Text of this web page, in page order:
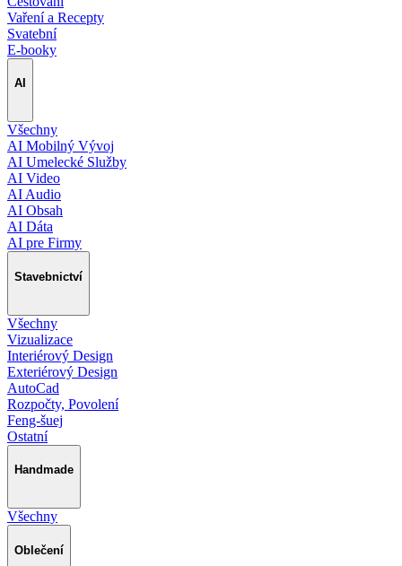
Vaření a Recepty
Svatební
E-booky
AI
Všechny
AI Mobilný Vývoj
AI Umelecké Služby
AI Video
AI Audio
AI Obsah
AI Dáta
AI pre Firmy
Stavebnictví
Všechny
Vizualizace
Interiérový Design
Exteriérový Design
AutoCad
Rozpočty, Povolení
Feng-šuej
Ostatní
Handmade
Všechny
Oblečení